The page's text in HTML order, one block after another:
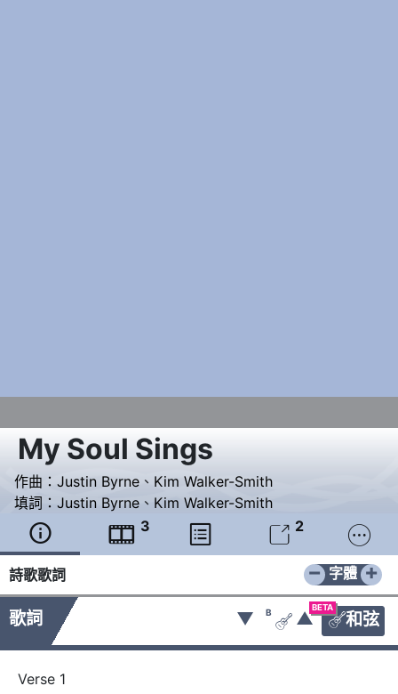
My Soul Sings
作曲： Justin Byrne 、 Kim Walker-Smith
填詞： Justin Byrne 、 Kim Walker-Smith
  3   2 
詩歌歌詞 − +
字體
歌詞
BETA
和弦
▼ B
 ▲